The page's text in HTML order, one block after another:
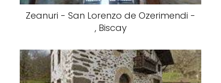
Zeanuri - San Lorenzo de Ozerimendi -
, Biscay